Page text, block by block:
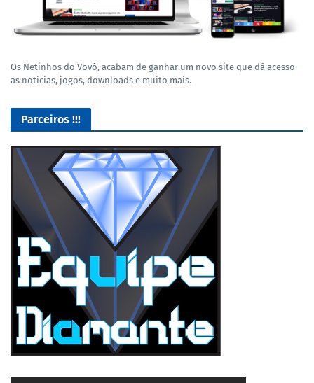
Os Netinhos do Vovô, acabam de ganhar um novo site que dá acesso
as noticias, jogos, downloads e muito mais.
Parceiros !!!
Lives de Gameplay no Facebook Gaming e muito mais